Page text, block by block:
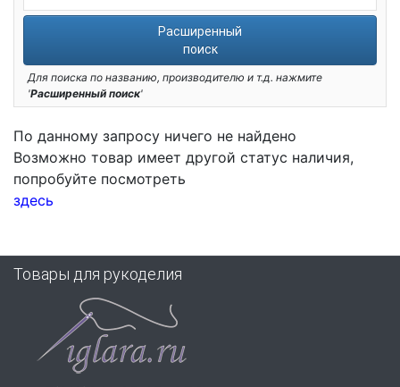
Расширенный
поиск
Для поиска по названию, производителю и т.д. нажмите
'Расширенный поиск'
По данному запросу ничего не найдено
Возможно товар имеет другой статус наличия,
попробуйте посмотреть
здесь
Товары для рукоделия